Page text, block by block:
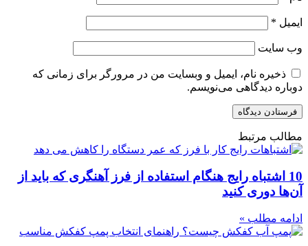
ایمیل *
وب‌ سایت
ذخیره نام، ایمیل و وبسایت من در مرورگر برای زمانی که
دوباره دیدگاهی می‌نویسم.
مطالب مرتبط
10 اشتباه رایج هنگام استفاده از فرز آهنگری که باید از
آن‌ها دوری کنید
ادامه مطلب »